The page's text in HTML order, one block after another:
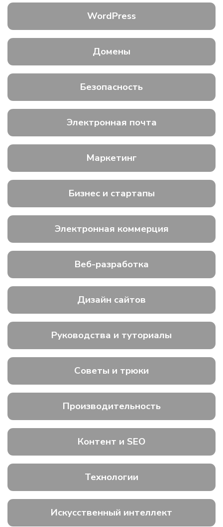
WordPress
Домены
Безопасность
Электронная почта
Маркетинг
Бизнес и стартапы
Электронная коммерция
Веб-разработка
Дизайн сайтов
Руководства и туториалы
Советы и трюки
Производительность
Контент и SEO
Технологии
Искусственный интеллект